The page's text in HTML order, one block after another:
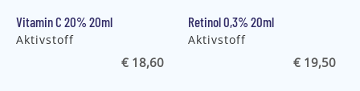
Vitamin C 20% 20ml
Aktivstoff
€ 18,60
Retinol 0,3% 20ml
Aktivstoff
€ 19,50